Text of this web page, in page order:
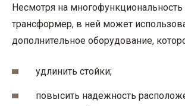
Несмотря на
трансформер, в ней может
дополнительное оборудование,
удлинить стойки;
повысить надежность